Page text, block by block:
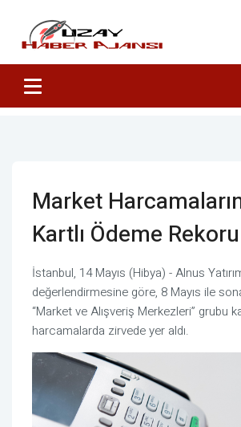
Market
Kartlı Ödeme Rekoru
İstanbul, 14 Mayıs (Hibya) - Alnus
değerlendirmesine göre, 8 Mayıs ile
“Market ve Alışveriş Merkezleri” grubu
harcamalarda zirvede yer aldı.